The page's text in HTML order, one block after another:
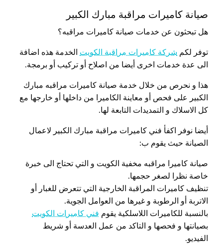
صيانة كاميرات مراقبة مبارك الكبير
هل تبحثون عن خدمات صيانة كاميرات مراقبه؟
توفر لكم شركة كاميرات مراقبة الكويت الخدمة هذه اضافة
الى عدة خدمات اخرى أيضا من اصلاح أو تركيب أو برمجة.
هذا و نحرص من خلال خدمة صيانة كاميرات مراقبه مبارك
الكبير على فحص أو معاينة الكاميرا من داخلها أو خارجها مع
كل الاسلاك و التمديدات التابعة لها.
أيضا نوفر اكفأ فني كاميرات مراقبة مبارك الكبير لاعمال
الصيانة حيث يقوم ب:
صيانة كاميرا مراقبه مخفية الكويت و التي تحتاج الى خبرة
خاصة نظرا لصغر حجمها.
تنظيف كاميرات المراقبة الخارجية التي تتعرض للغبار أو
الاتربة أو الرطوبة و غيرها من العوامل الجوية.
بالنسبة للكاميرات اللاسلكية يقوم فني كاميرات الكويت
بصيانتها و فحصها و التاكد من عمل العدسة أو شريط
الفيديو.